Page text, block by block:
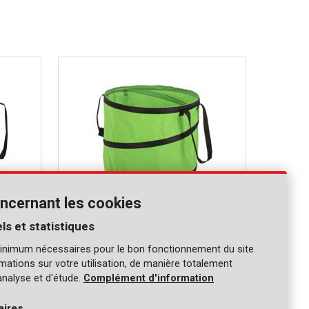
Sac de jardin 85L - vert
les cookies
et statistiques
nécessaires pour le bon fonctionnement du site.
sur votre utilisation, de manière totalement
et d'étude. Complément d'information